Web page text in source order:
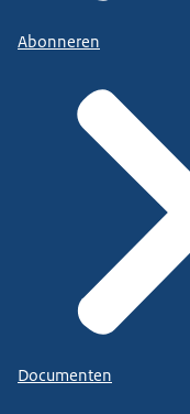
Abonneren
Documenten